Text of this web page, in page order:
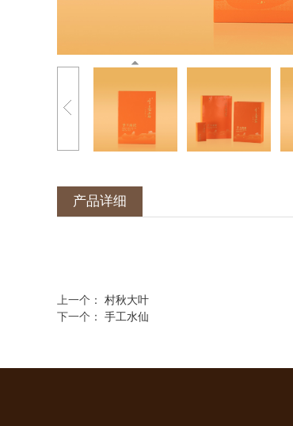
产品详细
上一个： 村秋大叶
下一个： 手工水仙